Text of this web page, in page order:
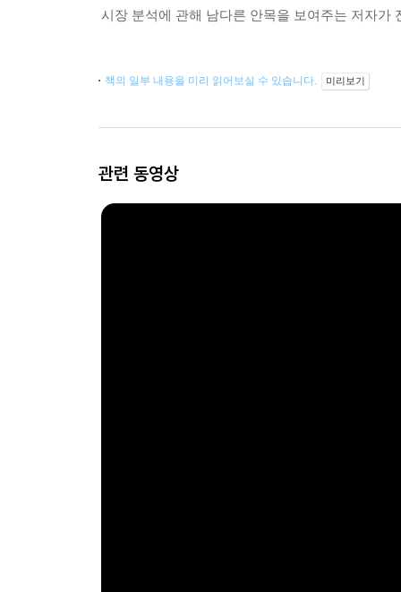
시장 분석에 관해 남다른 안목을 보여주는 저자가
책의 일부 내용을 미리 읽어보실 수 있습니다. 미리보기
관련 동영상